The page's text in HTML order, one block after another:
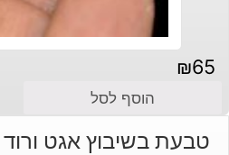
₪65
הוסף לסל
טבעת בשיבוץ אגט ורוד כסף 925